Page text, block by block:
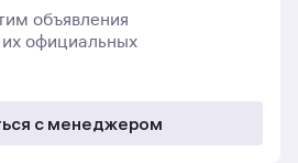
объявления
официальных
с менеджером